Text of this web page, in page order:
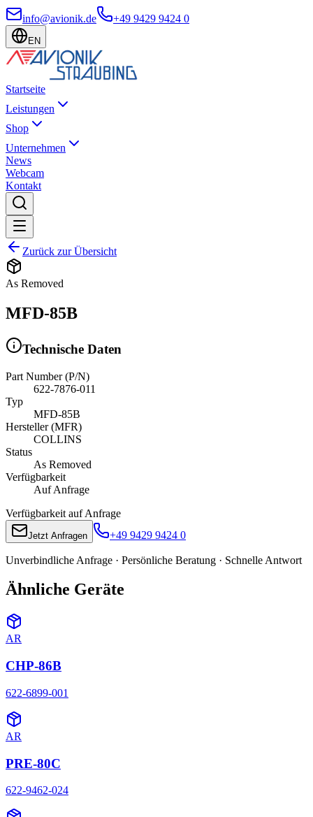
info@avionik.de +49 9429 9424 0
EN
Startseite
Leistungen
Shop
Unternehmen
News
Webcam
Kontakt
Zurück zur Übersicht
As Removed
MFD-85B
Technische Daten
Part Number (P/N)
622-7876-011
Typ
MFD-85B
Hersteller (MFR)
COLLINS
Status
As Removed
Verfügbarkeit
Auf Anfrage
Verfügbarkeit auf Anfrage
Jetzt Anfragen +49 9429 9424 0
Unverbindliche Anfrage · Persönliche Beratung · Schnelle Antwort
Ähnliche Geräte
AR
CHP-86B
622-6899-001
AR
PRE-80C
622-9462-024